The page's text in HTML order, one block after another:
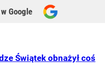
Google
Świątek obnażył coś